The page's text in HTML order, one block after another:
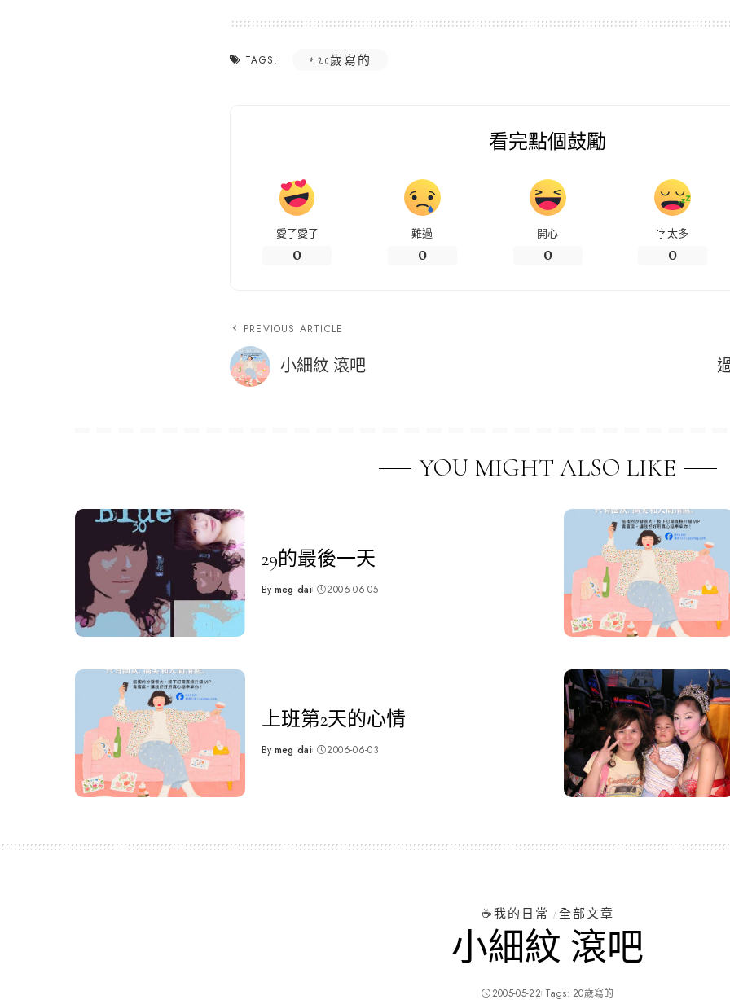
TAGS: 20歲寫的
看完點個鼓勵
愛了愛了
0
難過
0
開心
0
字太多
0
PREVIOUS ARTICLE
小細紋 滾吧
YOU MIGHT ALSO LIKE
29的最後一天
Posted
By meg dai 2006-06-05
上班第2天的心情
Posted
By meg dai 2006-06-03
☕️我的日常 全部文章
小細紋 滾吧
2005-05-22 Tags: 20歲寫的